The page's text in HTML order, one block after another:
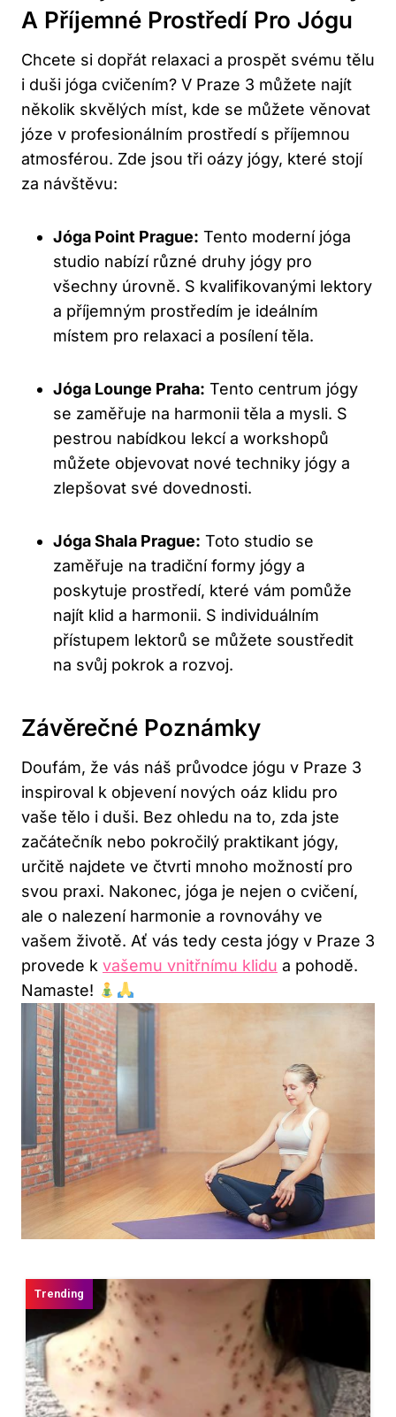
A Příjemné Prostředí Pro Jógu
Chcete si dopřát relaxaci a prospět svému tělu
i duši jóga cvičením? V Praze 3 můžete najít
několik skvělých míst, kde se můžete věnovat
józe v profesionálním prostředí s příjemnou
atmosférou. Zde jsou tři oázy jógy, které stojí
za návštěvu:
Jóga Point Prague: Tento moderní jóga
studio nabízí různé druhy jógy pro
všechny úrovně. S kvalifikovanými lektory
a příjemným prostředím je ideálním
místem pro relaxaci a posílení těla.
Jóga Lounge Praha: Tento centrum jógy
se zaměřuje na harmonii těla a mysli. S
pestrou nabídkou lekcí a workshopů
můžete objevovat nové techniky jógy a
zlepšovat své dovednosti.
Jóga Shala Prague: Toto studio se
zaměřuje na tradiční formy jógy a
poskytuje prostředí, které vám pomůže
najít klid a harmonii. S individuálním
přístupem lektorů se můžete soustředit
na svůj pokrok a rozvoj.
Závěrečné Poznámky
Doufám, že vás náš průvodce jógu v Praze 3
inspiroval k objevení nových oáz klidu pro
vaše tělo i duši. Bez ohledu na to, zda jste
začátečník nebo pokročilý praktikant jógy,
určitě najdete ve čtvrti mnoho možností pro
svou praxi. Nakonec, jóga je nejen o cvičení,
ale o nalezení harmonie a rovnováhy ve
vašem životě. Ať vás tedy cesta jógy v Praze 3
provede k vašemu vnitřnímu klidu a pohodě.
Namaste!